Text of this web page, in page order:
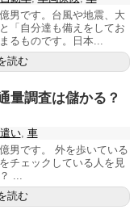
男です。台風や地震、大
「自分達も備えをしてお
るものです。日本...
読む
量調査は儲かる？
い, 車
男です。 外を歩いている
チェックしている人を見
...
読む